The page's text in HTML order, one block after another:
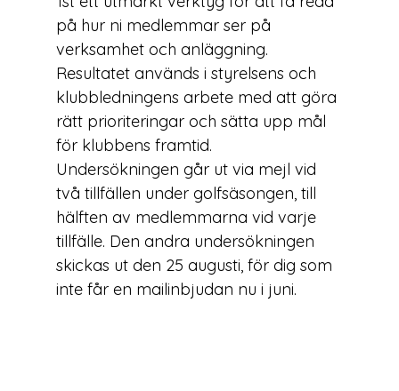
på hur ni medlemmar ser på
verksamhet och anläggning.
Resultatet används i styrelsens och
klubbledningens arbete med att göra
rätt prioriteringar och sätta upp mål
för klubbens framtid.
Undersökningen går ut via mejl vid
två tillfällen under golfsäsongen, till
hälften av medlemmarna vid varje
tillfälle. Den andra undersökningen
skickas ut den 25 augusti, för dig som
inte får en mailinbjudan nu i juni.